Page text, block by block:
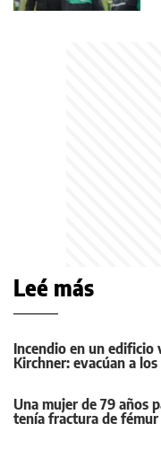
Leé más
Incendio en un edificio
Kirchner: evacúan a
Una mujer de 79 años
tenía fractura de